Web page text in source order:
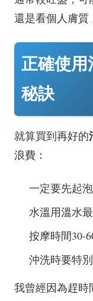
還是看個人膚質
正確使用
秘訣
就算買到再好的
浪費：
一定要先起
水溫用溫水
按摩時間30-
沖洗時要特
我曾經因為趕時